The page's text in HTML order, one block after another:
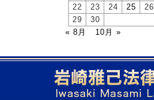
22
23 24 25 26
29
30
« 8月
10月 »